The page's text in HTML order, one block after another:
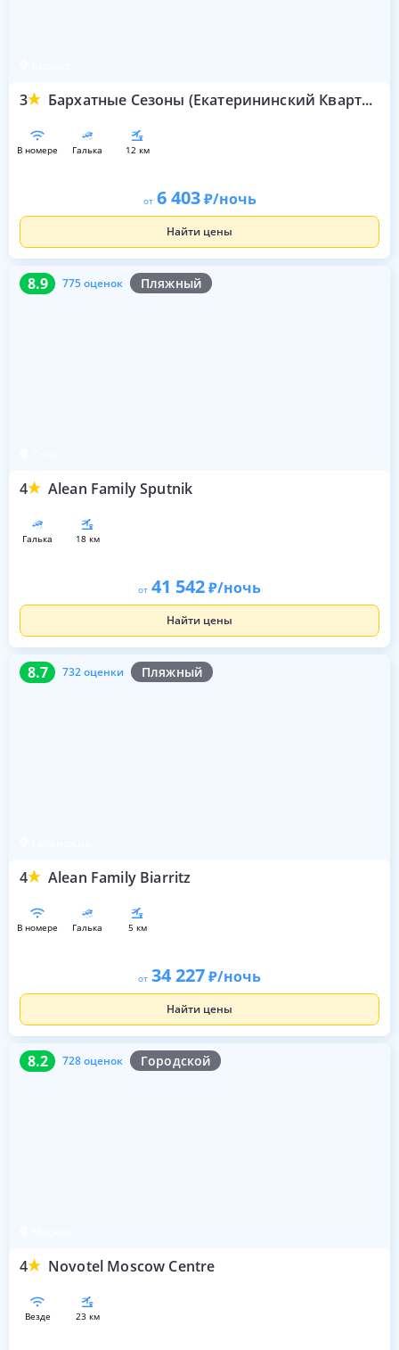
3 Бархатные Сезоны (Екатерининский Квартал)
в номере галька 12 км
от 6 403 /ночь
Найти цены
8.9 775 оценок Пляжный
4 Alean Family Sputnik
8.9 775 оценок
галька 18 км
от 41 542 /ночь
Найти цены
8.7 732 оценки Пляжный
4 Alean Family Biarritz
8.7 732 оценки
в номере галька 5 км
от 34 227 /ночь
Найти цены
8.2 728 оценок Городской
4 Novotel Moscow Centre
8.2 728 оценок
везде 23 км